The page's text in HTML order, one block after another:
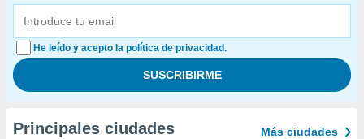
He leído y acepto la política de privacidad.
Principales ciudades Más ciudades